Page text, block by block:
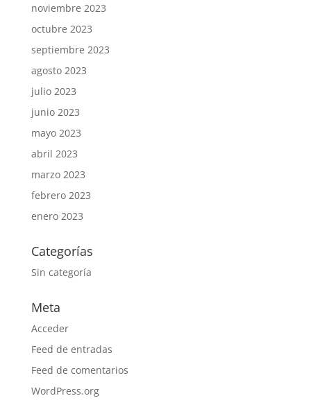
noviembre 2023
octubre 2023
septiembre 2023
agosto 2023
julio 2023
junio 2023
mayo 2023
abril 2023
marzo 2023
febrero 2023
enero 2023
Categorías
Sin categoría
Meta
Acceder
Feed de entradas
Feed de comentarios
WordPress.org